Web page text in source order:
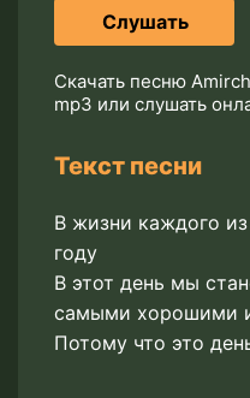
Слушать
Скачать песню
mp3 или слушать
Текст песни
В жизни каждого
году
В этот день мы
самыми хорошими
Потому что это